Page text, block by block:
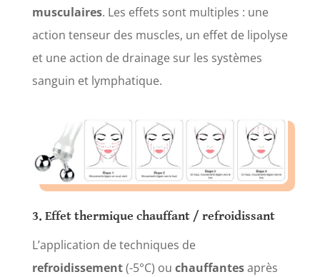
musculaires. Les effets sont multiples : une
action tenseur des muscles, un effet de lipolyse
et une action de drainage sur les systèmes
sanguin et lymphatique.
3. Effet thermique chauffant / refroidissant
L’application de techniques de
refroidissement(-5°C) ou chauffantesaprès